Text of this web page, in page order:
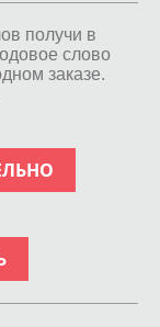
получи в
слово
заказе.